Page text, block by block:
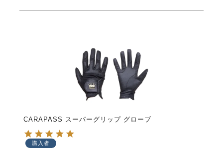
CARAPASS スーパーグリップ グローブ
購入者